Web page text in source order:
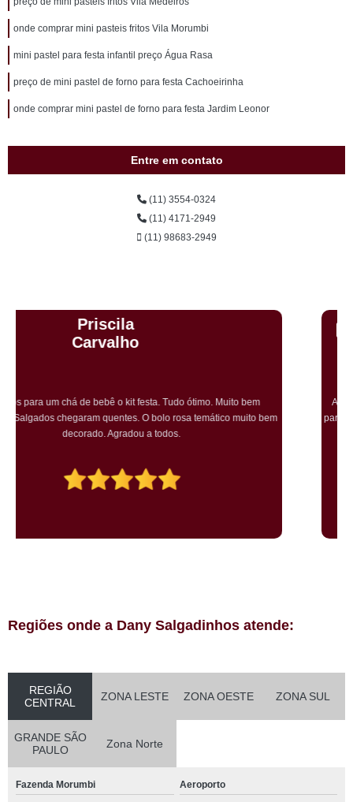
onde comprar mini pasteis fritos Vila Morumbi
mini pastel para festa infantil preço Água Rasa
preço de mini pastel de forno para festa Cachoeirinha
onde comprar mini pastel de forno para festa Jardim Leonor
Entre em contato
(11) 3554-0324
(11) 4171-2949
(11) 98683-2949
Adorei os salgadinhos tradicionais e os vegetarianos que encomendei
para o aniversário da minha mãe! Todos os convidados gostaram muito! O
preço também foi excelente e tornarei a encomendar!
Regiões onde a Dany Salgadinhos atende:
REGIÃO
CENTRAL
ZONA LESTE ZONA OESTE ZONA SUL
GRANDE SÃO
PAULO
Zona Norte
Fazenda Morumbi Aeroporto